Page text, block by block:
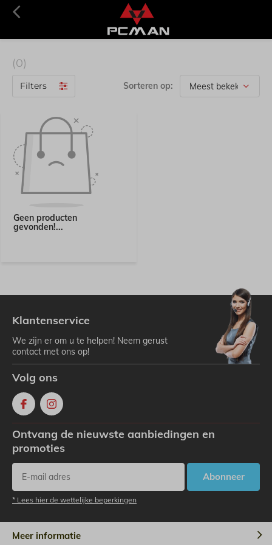
(0)
Filters Sorteren op:
Geen producten
gevonden!...
Klantenservice
We zijn er om u te helpen! Neem gerust
contact met ons op!
Volg ons
Ontvang de nieuwste aanbiedingen en
promoties
Abonneer
* Lees hier de wettelijke beperkingen
Meer informatie